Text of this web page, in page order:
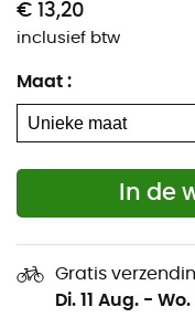
€ 13,20
inclusief btw
Maat :
In de
Gratis
Di. 11 Aug. - Wo.
Of het nu voor een
te bereiden en te
kaart (schaal